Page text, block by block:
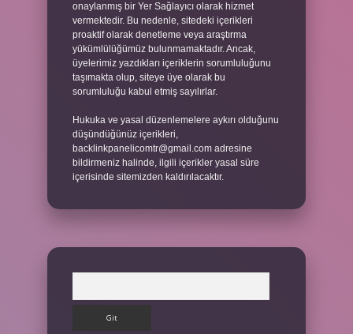
onaylanmış bir Yer Sağlayıcı olarak hizmet
vermektedir. Bu nedenle, sitedeki içerikleri
proaktif olarak denetleme veya araştırma
yükümlülüğümüz bulunmamaktadır. Ancak,
üyelerimiz yazdıkları içeriklerin sorumluluğunu
taşımakta olup, siteye üye olarak bu
sorumluluğu kabul etmiş sayılırlar.
Hukuka ve yasal düzenlemelere aykırı olduğunu
düşündüğünüz içerikleri,
backlinkpanelicomtr@gmail.com adresine
bildirmeniz halinde, ilgili içerikler yasal süre
içerisinde sitemizden kaldırılacaktır.